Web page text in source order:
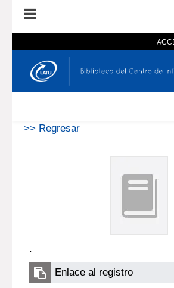
En el catálogo
>> Regresar
.
Enlace al registro